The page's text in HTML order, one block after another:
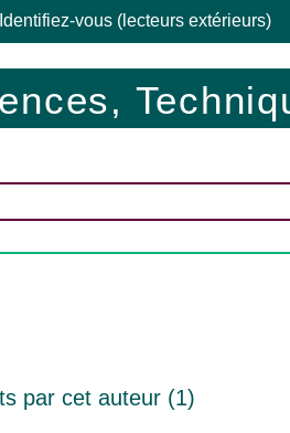
Identifiez-vous (lecteurs extérieurs)
par cet auteur (1)